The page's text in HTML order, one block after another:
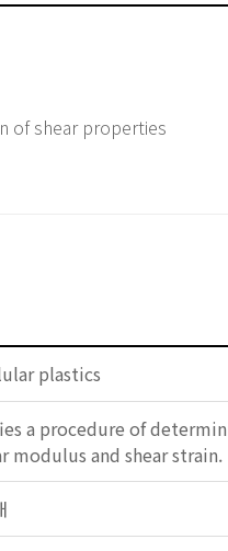
of shear properties
plastics
a procedure of
modulus and shear strain.